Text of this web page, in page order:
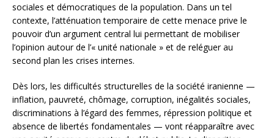
sociales et démocratiques de la population. Dans un tel
contexte, l’atténuation temporaire de cette menace prive le
pouvoir d’un argument central lui permettant de mobiliser
l’opinion autour de l’« unité nationale » et de reléguer au
second plan les crises internes.
Dès lors, les difficultés structurelles de la société iranienne —
inflation, pauvreté, chômage, corruption, inégalités sociales,
discriminations à l’égard des femmes, répression politique et
absence de libertés fondamentales — vont réapparaître avec